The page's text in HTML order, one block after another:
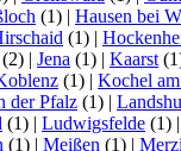
(1) | Hausen bei
(1) |
(2) | Jena (1) | Kaarst
(1) | Kochel
der Pfalz (1) |
(1) | Ludwigsfelde (1) |
(1) | Meißen (1) |